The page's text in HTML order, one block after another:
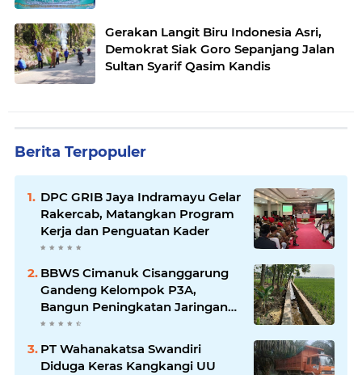
Gerakan Langit Biru Indonesia Asri,
Demokrat Siak Goro Sepanjang Jalan
Sultan Syarif Qasim Kandis
Berita Terpopuler
DPC GRIB Jaya Indramayu Gelar
Rakercab, Matangkan Program
Kerja dan Penguatan Kader
BBWS Cimanuk Cisanggarung
Gandeng Kelompok P3A,
Bangun Peningkatan Jaringan
Irigasi untuk Dukung
Ketahanan Pangan
PT Wahanakatsa Swandiri
Diduga Keras Kangkangi UU